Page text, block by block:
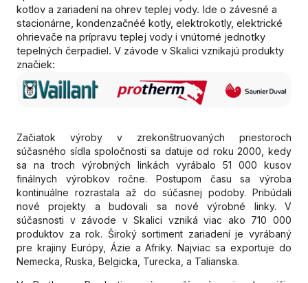
kotlov a zariadení na ohrev teplej vody. Ide o závesné a
stacionárne, kondenzačnéé kotly, elektrokotly, elektrické
ohrievače na prípravu teplej vody i vnútorné jednotky
tepelných čerpadiel. V závode v Skalici vznikajú produkty
značiek:
Začiatok výroby v zrekonštruovaných priestoroch
súčasného sídla spoločnosti sa datuje od roku 2000, kedy
sa na troch výrobných linkách vyrábalo 51 000 kusov
finálnych výrobkov ročne. Postupom času sa výroba
kontinuálne rozrastala až do súčasnej podoby. Pribúdali
nové projekty a budovali sa nové výrobné linky. V
súčasnosti v závode v Skalici vzniká viac ako 710 000
produktov za rok. Široký sortiment zariadení je vyrábaný
pre krajiny Európy, Ázie a Afriky. Najviac sa exportuje do
Nemecka, Ruska, Belgicka, Turecka, a Talianska.